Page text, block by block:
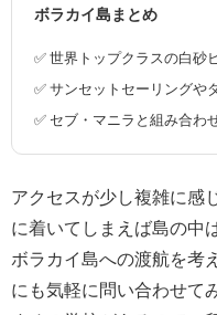
ボラカイ島まとめ
✅ 世界トップクラスの白砂
✅ サンセットセーリングや
✅ セブ・マニラと組み合わ
アクセスが少し複雑に感
に着いてしまえば島の中
ボラカイ島への渡航を考
にも気軽に問い合わせて